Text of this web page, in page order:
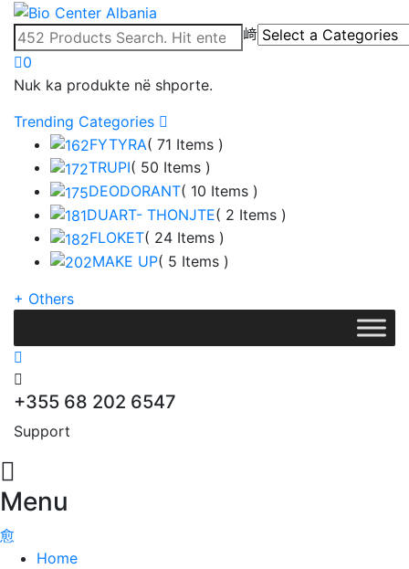
0
Nuk ka produkte në shporte.
Trending Categories
FYTYRA( 71 Items )
TRUPI( 50 Items )
DEODORANT( 10 Items )
DUART- THONJTE( 2 Items )
FLOKET( 24 Items )
MAKE UP( 5 Items )
+ Others
+355 68 202 6547
Support
Menu
Home